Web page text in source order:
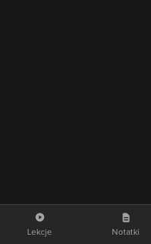
Lekcje Notatki